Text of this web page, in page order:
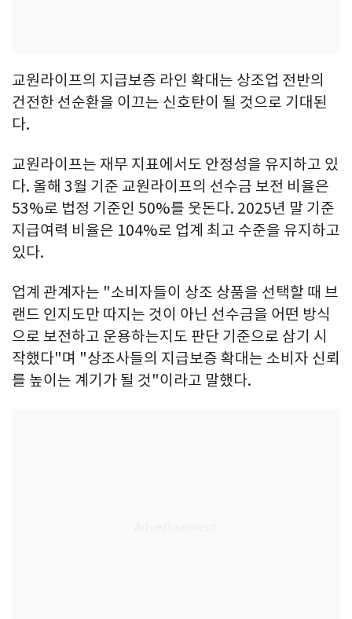
교원라이프의 지급보증 라인 확대는 상조업 전반의
건전한 선순환을 이끄는 신호탄이 될 것으로 기대된
다.
교원라이프는 재무 지표에서도 안정성을 유지하고 있
다. 올해 3월 기준 교원라이프의 선수금 보전 비율은
53%로 법정 기준인 50%를 웃돈다. 2025년 말 기준
지급여력 비율은 104%로 업계 최고 수준을 유지하고
있다.
업계 관계자는 "소비자들이 상조 상품을 선택할 때 브
랜드 인지도만 따지는 것이 아닌 선수금을 어떤 방식
으로 보전하고 운용하는지도 판단 기준으로 삼기 시
작했다"며 "상조사들의 지급보증 확대는 소비자 신뢰
를 높이는 계기가 될 것"이라고 말했다.